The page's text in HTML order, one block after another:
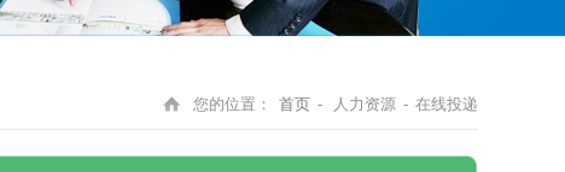
您的位置： 首页 - 人力资源 - 在线投递